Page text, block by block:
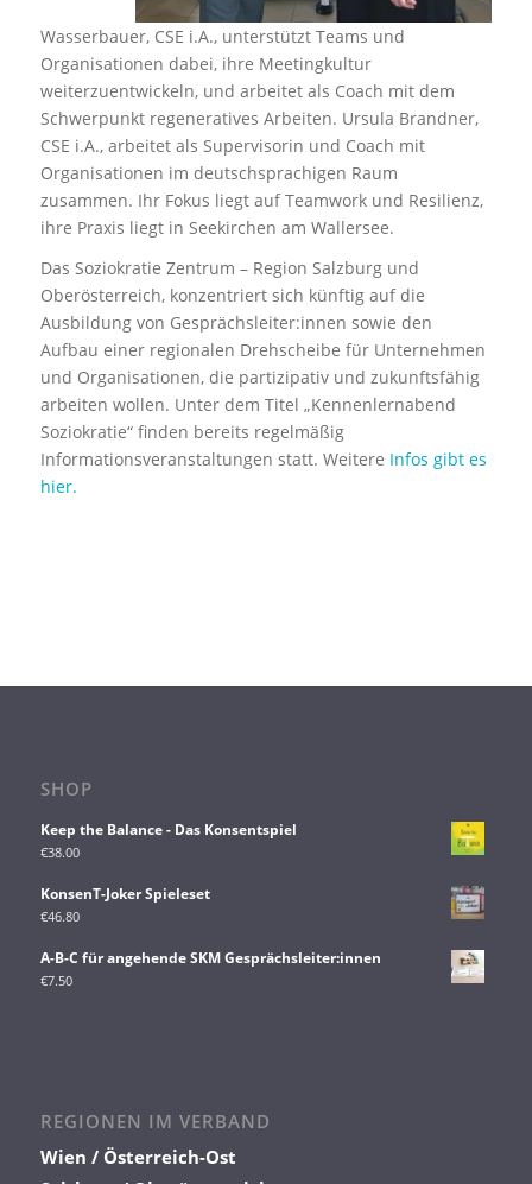
Wasserbauer, CSE i.A., unterstützt Teams und
Organisationen dabei, ihre Meetingkultur
weiterzuentwickeln, und arbeitet als Coach mit dem
Schwerpunkt regeneratives Arbeiten. Ursula Brandner,
CSE i.A., arbeitet als Supervisorin und Coach mit
Organisationen im deutschsprachigen Raum
zusammen. Ihr Fokus liegt auf Teamwork und Resilienz,
ihre Praxis liegt in Seekirchen am Wallersee.
Das Soziokratie Zentrum – Region Salzburg und
Oberösterreich, konzentriert sich künftig auf die
Ausbildung von Gesprächsleiter:innen sowie den
Aufbau einer regionalen Drehscheibe für Unternehmen
und Organisationen, die partizipativ und zukunftsfähig
arbeiten wollen. Unter dem Titel „Kennenlernabend
Soziokratie“ finden bereits regelmäßig
Informationsveranstaltungen statt. Weitere Infos gibt es
hier.
SHOP
Keep the Balance - Das Konsentspiel
€38.00
KonsenT-Joker Spieleset
€46.80
A-B-C für angehende SKM Gesprächsleiter:innen
€7.50
REGIONEN IM VERBAND
Wien / Österreich-Ost